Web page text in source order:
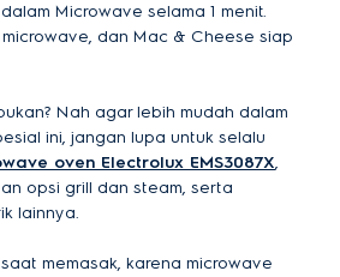
Microwave selama 1 menit.
dan Mac & Cheese siap
Nah agar lebih mudah dalam
ini, jangan lupa untuk selalu
oven Electrolux EMS3087X,
opsi grill dan steam, serta
lainnya.
memasak, karena microwave